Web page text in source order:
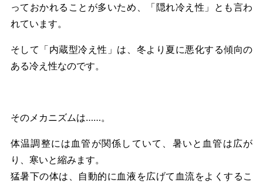
っておかれることが多いため、「隠れ冷え性」とも言わ
れています。
そして「内蔵型冷え性」は、冬より夏に悪化する傾向の
ある冷え性なのです。
そのメカニズムは……。
体温調整には血管が関係していて、暑いと血管は広が
り、寒いと縮みます。
猛暑下の体は、自動的に血液を広げて血流をよくするこ